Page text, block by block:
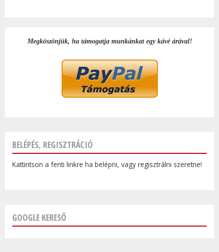
Megköszönjük, ha támogatja munkánkat egy kávé árával!
BELÉPÉS, REGISZTRÁCIÓ
Kattintson a fenti linkre ha belépni, vagy regisztrálni szeretne!
GOOGLE KERESŐ